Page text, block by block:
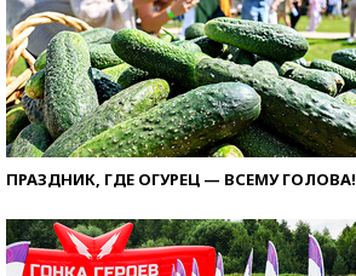
ПРАЗДНИК, ГДЕ ОГУРЕЦ — ВСЕМУ ГОЛОВА!